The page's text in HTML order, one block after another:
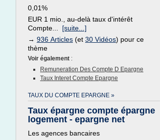
0,01%
EUR 1 mio., au-delà taux d'intérêt
Compte... [suite...]
→ 936 Articles (et 30 Vidéos) pour ce
thème
Voir également :
Remuneration Des Compte D Epargne
Taux Interet Compte Epargne
TAUX DU COMPTE EPARGNE »
Taux épargne compte épargne
logement - epargne net
Les agences bancaires